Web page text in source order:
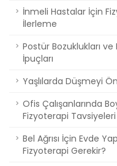
İnmeli Hastalar İçin
İlerleme
Postür Bozuklukları
İpuçları
Yaşlılarda Düşmeyi
Ofis Çalışanlarında
Fizyoterapi Tavsiyeleri
Bel Ağrısı İçin Evde
Fizyoterapi Gerekir?